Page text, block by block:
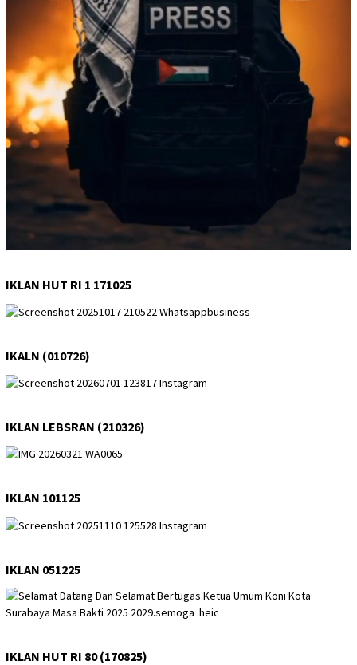
IKLAN HUT RI 1 171025
IKALN (010726)
IKLAN LEBSRAN (210326)
IKLAN 101125
IKLAN 051225
IKLAN HUT RI 80 (170825)